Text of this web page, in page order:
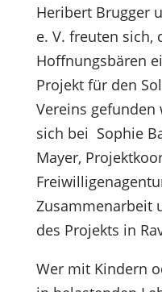
Heribert Brugger
e. V. freuten sich,
Hoffnungsbären
Projekt für den
Vereins
sich bei Sophie
Mayer,
Zusammenarbeit
des Projekts in
Wer mit Kindern